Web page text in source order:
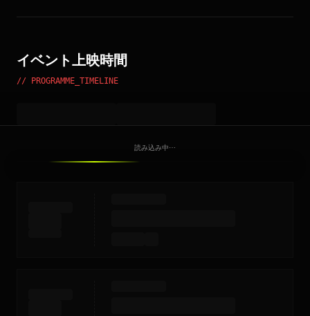
イベント上映時間
// PROGRAMME_TIMELINE
読み込み中⋯